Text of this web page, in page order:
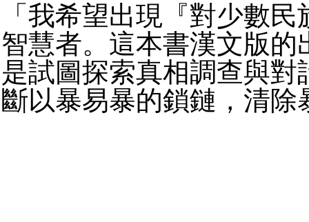
「我希望出現『對少數
智慧者。這本書漢文版的
是試圖探索真相調查與對
斷以暴易暴的鎖鏈，清除